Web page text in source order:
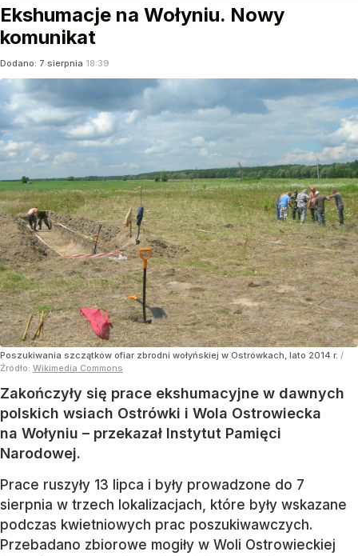
Ekshumacje na Wołyniu. Nowy
komunikat
Dodano: 7 sierpnia 18:39
Poszukiwania szczątków ofiar zbrodni wołyńskiej w Ostrówkach, lato 2014 r. /
Źródło: Wikimedia Commons
Zakończyły się prace ekshumacyjne w dawnych
polskich wsiach Ostrówki i Wola Ostrowiecka
na Wołyniu – przekazał Instytut Pamięci
Narodowej.
Prace ruszyły 13 lipca i były prowadzone do 7
sierpnia w trzech lokalizacjach, które były wskazane
podczas kwietniowych prac poszukiwawczych.
Przebadano zbiorowe mogiły w Woli Ostrowieckiej